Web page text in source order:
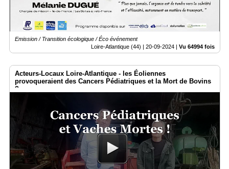
Emission / Transition écologique / Éco événement
Loire-Atlantique (44) | 20-09-2024 Vu 64994 fois
Acteurs-Locaux Loire-Atlantique - les Éoliennes
provoqueraient des Cancers Pédiatriques et la Mort de Bovins
?